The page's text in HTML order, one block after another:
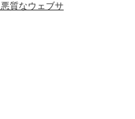
質なウェブサ